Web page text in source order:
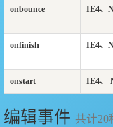
onbounce IE4、
onfinish IE4、
onstart IE4、
编辑事件 共计20